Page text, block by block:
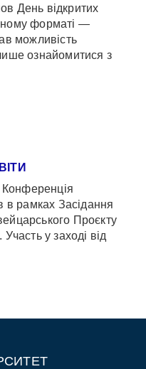
День відкритих
форматі —
можливість
ознайомитися з
Конференція
в рамках Засідання
Проєкту
у заході від